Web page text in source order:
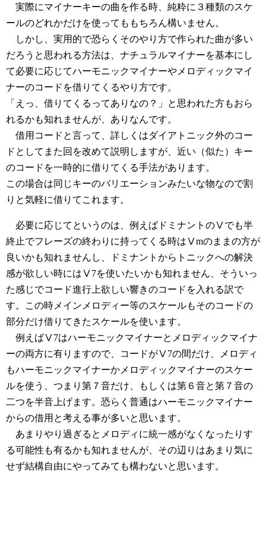
実際にマイナーキーの曲を作る時、純粋に３種類のスケ
ールのどれかだけを使ってももちろん構いません。
しかし、実用的で恐らくそのやり方で作られた曲が多い
だろうと思われる方法は、ナチュラルマイナーを基本にし
て必要に応じてハーモニックマイナーやメロディックマイ
ナーのコードを借りてくるやり方です。
「えっ、借りてくるってありなの？」と思われた方もおら
れるかも知れませんが、ありなんです。
借用コードと言って、詳しくはダイアトニック外のコー
ドとしてまた回を改めて説明しますが、近い（似た）キー
のコードを一時的に借りてくる手法があります。
この場合は同じキーのバリエーションみたいな物なので割
りと気軽に借りてこれます。
必要に応じてというのは、例えばドミナントのⅤでも半
終止でフレーズの終わりに持ってくる時はⅤmのままの方が
良いかも知れませんし、ドミナントからトニックへの解決
感が欲しい時にはⅤ7を使いたいかも知れません、そういっ
た感じでコード進行上欲しい響きのコードを入れる訳で
す。この時メインメロディー等のスケールもそのコードの
部分だけ借りてきたスケールを使います。
例えばⅤ7はハーモニックマイナーとメロディックマイナ
ーの両方に有りますので、コードがⅤ7の間だけ、メロディ
もハーモニックマイナーかメロディックマイナーのスケー
ルを使う、つまり第７音だけ、もしくは第６音と第７音の
二つを半音上げます。恐らく普通はハーモニックマイナー
からの借用と考える事が多いと思います。
あまりやり過ぎるとメロディに統一感がなくなったりす
る可能性も有るかも知れませんが、その辺りはあまり気に
せず結構自由にやってみても構わないと思います。